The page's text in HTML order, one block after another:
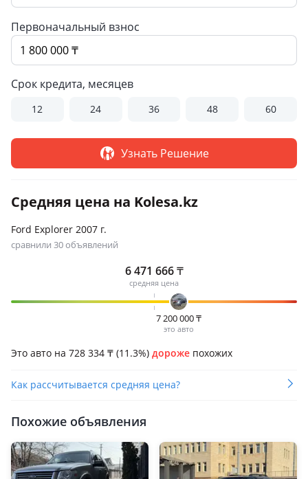
Первоначальный взнос
Срок кредита, месяцев
12 24 36 48 60
Узнать Решение
Средняя цена на Kolesa.kz
Ford Explorer 2007 г.
сравнили 30 объявлений
6 471 666₸
средняя цена
7 200 000₸
это авто
Это авто на 728 334 ₸ (11.3%) дороже похожих
Как рассчитывается средняя цена?
Похожие объявления